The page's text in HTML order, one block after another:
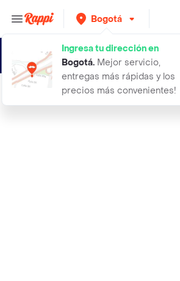
Bogotá
Ingresa tu dirección en
Bogotá. Mejor servicio,
entregas más rápidas y los
precios más convenientes!
abecedario encajable en madera romp